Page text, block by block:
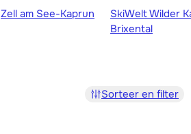
Zell am See-Kaprun
SkiWelt Wilder
Brixental
Sorteer en filter